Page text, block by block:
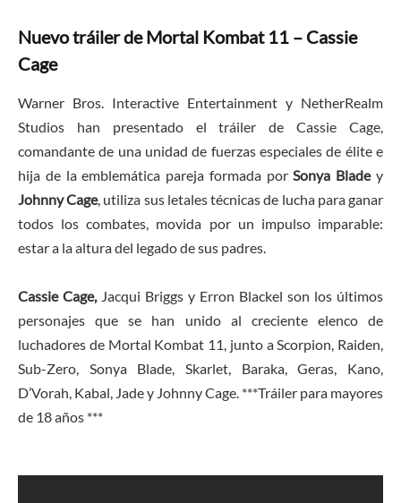
Nuevo tráiler de Mortal Kombat 11 – Cassie
Cage
Warner Bros. Interactive Entertainment y NetherRealm
Studios han presentado el tráiler de Cassie Cage,
comandante de una unidad de fuerzas especiales de élite e
hija de la emblemática pareja formada porSonya Bladey
Johnny Cage, utiliza sus letales técnicas de lucha para ganar
todos los combates, movida por un impulso imparable:
estar a la altura del legado de sus padres.
Cassie Cage,Jacqui Briggs y Erron Blackel son los últimos
personajes que se han unido al creciente elenco de
luchadores de Mortal Kombat 11, junto a Scorpion, Raiden,
Sub-Zero, Sonya Blade, Skarlet, Baraka, Geras, Kano,
D’Vorah, Kabal, Jade y Johnny Cage. ***Tráiler para mayores
de 18 años ***